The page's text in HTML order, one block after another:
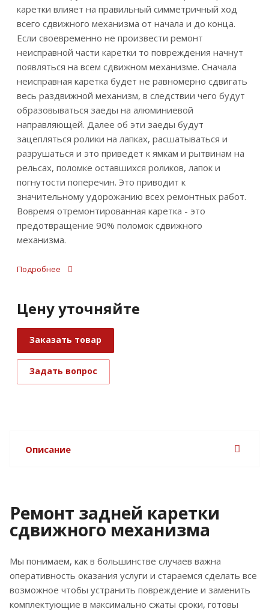
каретки влияет на правильный симметричный ход
всего сдвижного механизма от начала и до конца.
Если своевременно не произвести ремонт
неисправной части каретки то повреждения начнут
появляться на всем сдвижном механизме. Сначала
неисправная каретка будет не равномерно сдвигать
весь раздвижной механизм, в следствии чего будут
образовываться заеды на алюминиевой
направляющей. Далее об эти заеды будут
зацепляться ролики на лапках, расшатываться и
разрушаться и это приведет к ямкам и рытвинам на
рельсах, поломке оставшихся роликов, лапок и
погнутости поперечин. Это приводит к
значительному удорожанию всех ремонтных работ.
Вовремя отремонтированная каретка - это
предотвращение 90% поломок сдвижного
механизма.
Подробнее
Цену уточняйте
Заказать товар
Задать вопрос
Описание
Ремонт задней каретки
сдвижного механизма
Мы понимаем, как в большинстве случаев важна
оперативность оказания услуги и стараемся сделать все
возможное чтобы устранить повреждение и заменить
комплектующие в максимально сжаты сроки, готовы